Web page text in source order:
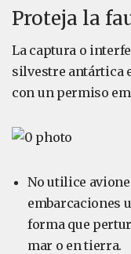
Proteja la
La captura o
silvestre antártica
con un permiso
No utilice
embarcaciones
forma que
mar o en tierra.